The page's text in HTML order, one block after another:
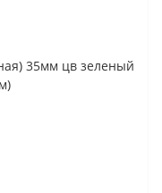
35мм цв зеленый